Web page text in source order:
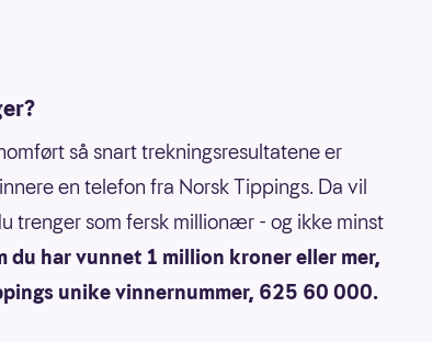
så snart trekningsresultatene er
en telefon fra Norsk Tippings. Da vil
trenger som fersk millionær - og ikke minst
du har vunnet 1 million kroner eller mer,
unike vinnernummer, 625 60 000.